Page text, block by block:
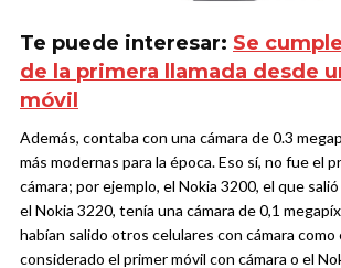
Te puede interesar: Se
de la primera llamada desde
móvil
Además, contaba con una cámara de 0.3
más modernas para la época. Eso sí, no fue el
cámara; por ejemplo, el Nokia 3200, el que
el Nokia 3220, tenía una cámara de 0,1
habían salido otros celulares con cámara como
considerado el primer móvil con cámara o el